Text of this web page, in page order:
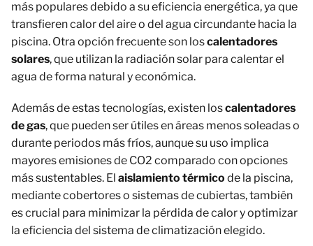
más populares debido a su eficiencia energética, ya que
transfieren calor del aire o del agua circundante hacia la
piscina. Otra opción frecuente son loscalentadores
solares, que utilizan la radiación solar para calentar el
agua de forma natural y económica.
Además de estas tecnologías, existen loscalentadores
de gas, que pueden ser útiles en áreas menos soleadas o
durante periodos más fríos, aunque su uso implica
mayores emisiones de CO2 comparado con opciones
más sustentables. El aislamiento térmico de la piscina,
mediante cobertores o sistemas de cubiertas, también
es crucial para minimizar la pérdida de calor y optimizar
la eficiencia del sistema de climatización elegido.